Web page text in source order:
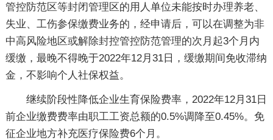
管控防范区等封闭管理区的用人单位未能按时办理养老、
失业、工伤参保缴费业务的，经申请后，可以在调整为非
中高风险地区或解除封控管控防范管理的次月起3个月内
缓缴，最晚不得晚于2022年12月31日，缓缴期间免收滞纳
金，不影响个人社保权益。
继续阶段性降低企业生育保险费率，2022年12月31日
前企业缴费费率由职工工资总额的0.5%调降至0.45%。免
征企业地方补充医疗保险费6个月。